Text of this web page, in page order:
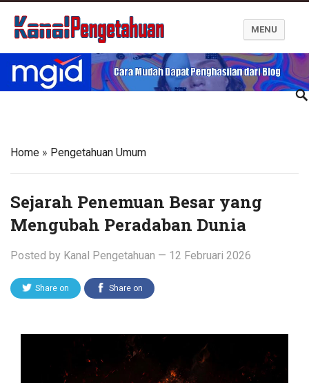
Kanal Pengetahuan dan Informasi
MENU
Home » Pengetahuan Umum
Sejarah Penemuan Besar yang
Mengubah Peradaban Dunia
Posted by Kanal Pengetahuan — 12 Februari 2026
Share on Share on